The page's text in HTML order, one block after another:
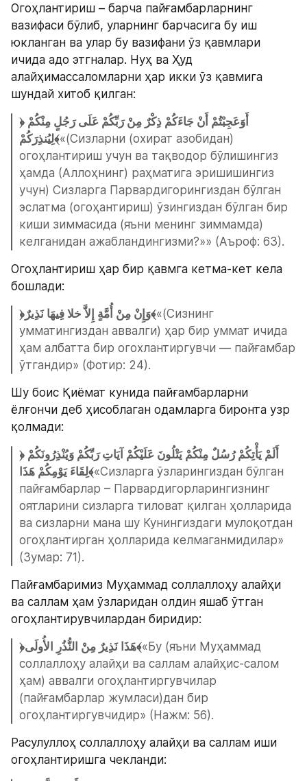
Огоҳлантириш – барча пайғамбарларнинг
вазифаси бўлиб, уларнинг барчасига бу иш
юкланган ва улар бу вазифани ўз қавмлари
ичида адо этгналар. Нуҳ ва Ҳуд
алайҳимассаломларни ҳар икки ўз қавмига
шундай хитоб қилган:
﴿أَوَعَجِبْتُمْ أَنْ جَاءَكُمْ ذِكْرٌ مِنْ رَبِّكُمْ عَلَى رَجُلٍ مِنْكُمْ
لِيُنذِرَكُمْ﴾«(Сизларни (охират азобидан)
огоҳлантириш учун ва тақводор бўлишингиз
ҳамда (Аллоҳнинг) раҳматига эришишингиз
учун) Сизларга Парвардигорингиздан бўлган
эслатма (огоҳантириш) ўзингиздан бўлган бир
киши зиммасида (яъни менинг зиммамда)
келганидан ажабландингизми?»» (Аъроф: 63).
Огоҳлантириш ҳар бир қавмга кетма-кет кела
бошлади:
﴿وَإِنْ مِنْ أُمَّةٍ إِلاَّ خلا فِيهَا نَذِيرٌ﴾«(Сизнинг
умматингиздан аввалги) ҳар бир уммат ичида
ҳам албатта бир огохлантиргувчи — пайғамбар
ўтгандир» (Фотир: 24).
Шу боис Қиёмат кунида пайғамбарларни
ёлғончи деб ҳисоблаган одамларга биронта узр
қолмади:
﴿أَلَمْ يَأْتِكُمْ رُسُلٌ مِنْكُمْ يَتْلُونَ عَلَيْكُمْ آيَاتِ رَبِّكُمْ وَيُنْذِرُونَكُمْ
لِقَاءَ يَوْمِكُمْ هَذَا﴾«Сизларга ўзларингиздан бўлган
пайғамбарлар – Парвардигорларингизнинг
оятларини сизларга тиловат қилган ҳолларида
ва сизларни мана шу Кунингиздаги мулоқотдан
огоҳлантирган ҳолларида келмаганмидилар»
(Зумар: 71).
Пайғамбаримиз Муҳаммад соллаллоҳу алайҳи
ва саллам ҳам ўзларидан олдин яшаб ўтган
огоҳлантирувчилардан биридир:
﴿هَذَا نَذِيرٌ مِنْ النُّذُرِ الأُولَى﴾«Бу (яъни Муҳаммад
соллаллоҳу алайҳи ва саллам алайҳис-салом
ҳам) аввалги огоҳлантиргувчилар
(пайғамбарлар жумласи)дан бир
огоҳлантиргувчидир» (Нажм: 56).
Расулуллоҳ соллаллоҳу алайҳи ва саллам иши
огоҳлантиришга чекланди: